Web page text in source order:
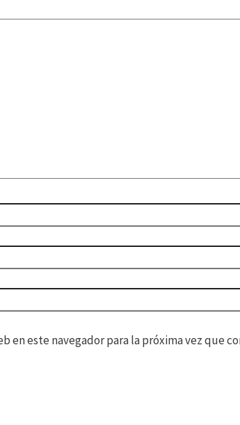
en este navegador para la próxima vez que